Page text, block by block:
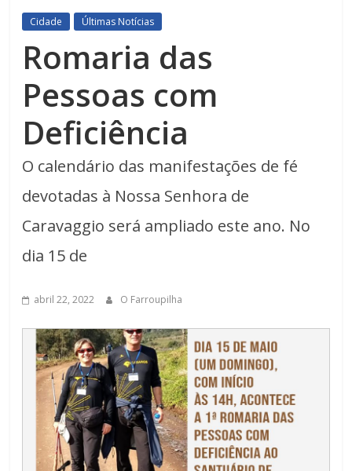
Cidade Últimas Notícias
Romaria das
Pessoas com
Deficiência
O calendário das manifestações de fé
devotadas à Nossa Senhora de
Caravaggio será ampliado este ano. No
dia 15 de
abril 22, 2022 O Farroupilha